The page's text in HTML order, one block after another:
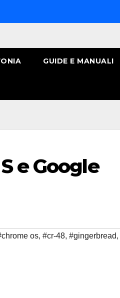
GUIDE E MANUALI
e Google
os, #cr-48, #gingerbread,